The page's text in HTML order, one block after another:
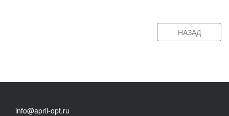
НАЗАД
info@april-opt.ru